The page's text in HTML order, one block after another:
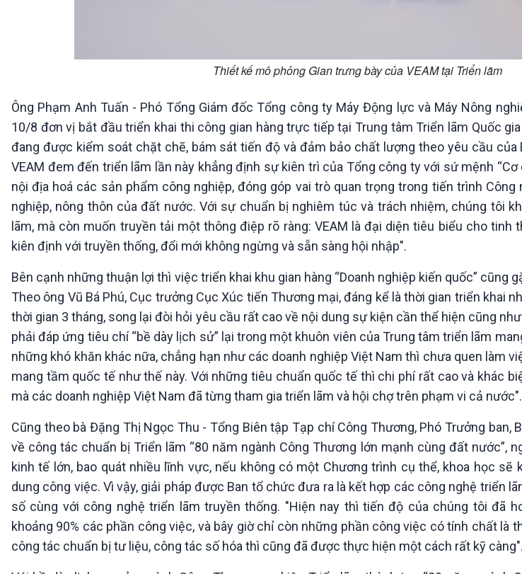
Thiết kế mô phỏng Gian trưng bày của VEAM tại Triển lãm
Ông Phạm Anh Tuấn - Phó Tổng Giám đốc Tổng công ty Máy Động lực và Máy Nông
10/8 đơn vị bắt đầu triển khai thi công gian hàng trực tiếp tại Trung tâm Triển lãm Quốc
đang được kiểm soát chặt chẽ, bám sát tiến độ và đảm bảo chất lượng theo yêu cầu của
VEAM đem đến triển lãm lần này khẳng định sự kiên trì của Tổng công ty với sứ mệnh “Cơ
nội địa hoá các sản phẩm công nghiệp, đóng góp vai trò quan trọng trong tiến trình Công
nghiệp, nông thôn của đất nước. Với sự chuẩn bị nghiêm túc và trách nhiệm, chúng tôi
lãm, mà còn muốn truyền tải một thông điệp rõ ràng: VEAM là đại diện tiêu biểu cho tinh
kiên định với truyền thống, đổi mới không ngừng và sẵn sàng hội nhập".
Bên cạnh những thuận lợi thì việc triển khai khu gian hàng “Doanh nghiệp kiến quốc” cũng
Theo ông Vũ Bá Phú, Cục trưởng Cục Xúc tiến Thương mại, đáng kể là thời gian triển khai
thời gian 3 tháng, song lại đòi hỏi yêu cầu rất cao về nội dung sự kiện cần thể hiện cũng
phải đáp ứng tiêu chí “bề dày lịch sử” lại trong một khuôn viên của Trung tâm triển lãm
những khó khăn khác nữa, chẳng hạn như các doanh nghiệp Việt Nam thì chưa quen làm
mang tầm quốc tế như thế này. Với những tiêu chuẩn quốc tế thì chi phí rất cao và khác
mà các doanh nghiệp Việt Nam đã từng tham gia triển lãm và hội chợ trên phạm vi cả nước".
Cũng theo bà Đặng Thị Ngọc Thu - Tổng Biên tập Tạp chí Công Thương, Phó Trưởng ban,
về công tác chuẩn bị Triển lãm “80 năm ngành Công Thương lớn mạnh cùng đất nước”,
kinh tế lớn, bao quát nhiều lĩnh vực, nếu không có một Chương trình cụ thể, khoa học sẽ
dung công việc. Vì vậy, giải pháp được Ban tổ chức đưa ra là kết hợp các công nghệ triển
số cùng với công nghệ triển lãm truyền thống. "Hiện nay thì tiến độ của chúng tôi đã
khoảng 90% các phần công việc, và bây giờ chỉ còn những phần công việc có tính chất là
công tác chuẩn bị tư liệu, công tác số hóa thì cũng đã được thực hiện một cách rất kỹ càng".